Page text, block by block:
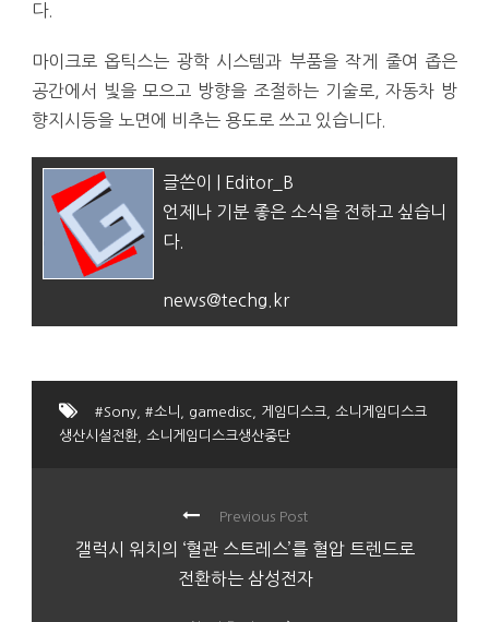
다.
마이크로 옵틱스는 광학 시스템과 부품을 작게 줄여 좁은
공간에서 빛을 모으고 방향을 조절하는 기술로, 자동차 방
향지시등을 노면에 비추는 용도로 쓰고 있습니다.
글쓴이 | Editor_B
언제나 기분 좋은 소식을 전하고 싶습니
다.
news@techg.kr
#Sony #소니 gamedisc 게임디스크
소니게임디스크
생산시설전환
소니게임디스크생산중단
Previous Post
갤럭시 워치의 ‘혈관 스트레스’를 혈압 트렌드로
전환하는 삼성전자